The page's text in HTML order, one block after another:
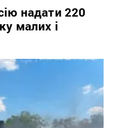
надати 220
малих і